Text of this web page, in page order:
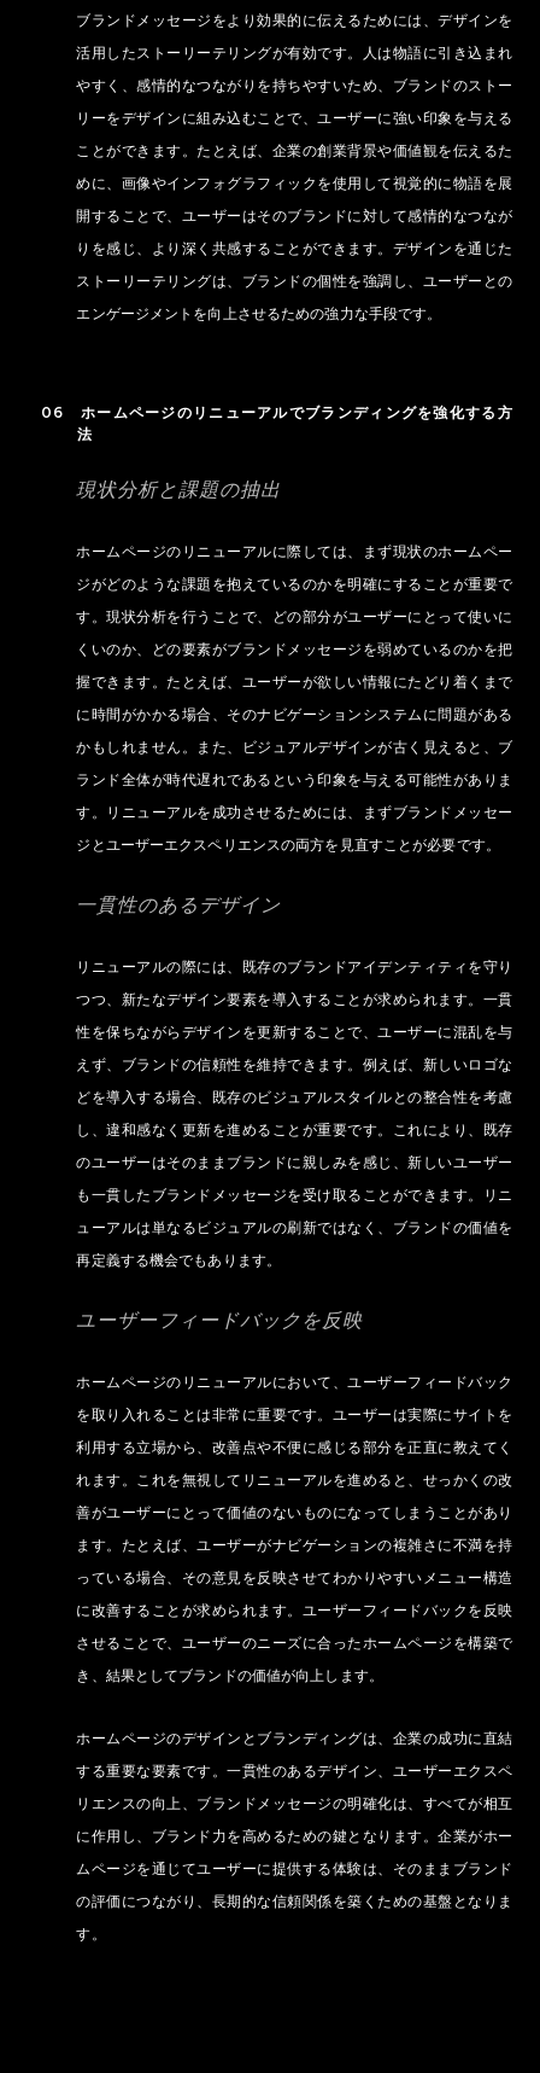
ブランドメッセージをより効果的に伝えるためには、デザインを
活用したストーリーテリングが有効です。人は物語に引き込まれ
やすく、感情的なつながりを持ちやすいため、ブランドのストー
リーをデザインに組み込むことで、ユーザーに強い印象を与える
ことができます。たとえば、企業の創業背景や価値観を伝えるた
めに、画像やインフォグラフィックを使用して視覚的に物語を展
開することで、ユーザーはそのブランドに対して感情的なつなが
りを感じ、より深く共感することができます。デザインを通じた
ストーリーテリングは、ブランドの個性を強調し、ユーザーとの
エンゲージメントを向上させるための強力な手段です。
06 ホームページのリニューアルでブランディングを強化する方
法
現状分析と課題の抽出
ホームページのリニューアルに際しては、まず現状のホームペー
ジがどのような課題を抱えているのかを明確にすることが重要で
す。現状分析を行うことで、どの部分がユーザーにとって使いに
くいのか、どの要素がブランドメッセージを弱めているのかを把
握できます。たとえば、ユーザーが欲しい情報にたどり着くまで
に時間がかかる場合、そのナビゲーションシステムに問題がある
かもしれません。また、ビジュアルデザインが古く見えると、ブ
ランド全体が時代遅れであるという印象を与える可能性がありま
す。リニューアルを成功させるためには、まずブランドメッセー
ジとユーザーエクスペリエンスの両方を見直すことが必要です。
一貫性のあるデザイン
リニューアルの際には、既存のブランドアイデンティティを守り
つつ、新たなデザイン要素を導入することが求められます。一貫
性を保ちながらデザインを更新することで、ユーザーに混乱を与
えず、ブランドの信頼性を維持できます。例えば、新しいロゴな
どを導入する場合、既存のビジュアルスタイルとの整合性を考慮
し、違和感なく更新を進めることが重要です。これにより、既存
のユーザーはそのままブランドに親しみを感じ、新しいユーザー
も一貫したブランドメッセージを受け取ることができます。リニ
ューアルは単なるビジュアルの刷新ではなく、ブランドの価値を
再定義する機会でもあります。
ユーザーフィードバックを反映
ホームページのリニューアルにおいて、ユーザーフィードバック
を取り入れることは非常に重要です。ユーザーは実際にサイトを
利用する立場から、改善点や不便に感じる部分を正直に教えてく
れます。これを無視してリニューアルを進めると、せっかくの改
善がユーザーにとって価値のないものになってしまうことがあり
ます。たとえば、ユーザーがナビゲーションの複雑さに不満を持
っている場合、その意見を反映させてわかりやすいメニュー構造
に改善することが求められます。ユーザーフィードバックを反映
させることで、ユーザーのニーズに合ったホームページを構築で
き、結果としてブランドの価値が向上します。
ホームページのデザインとブランディングは、企業の成功に直結
する重要な要素です。一貫性のあるデザイン、ユーザーエクスペ
リエンスの向上、ブランドメッセージの明確化は、すべてが相互
に作用し、ブランド力を高めるための鍵となります。企業がホー
ムページを通じてユーザーに提供する体験は、そのままブランド
の評価につながり、長期的な信頼関係を築くための基盤となりま
す。